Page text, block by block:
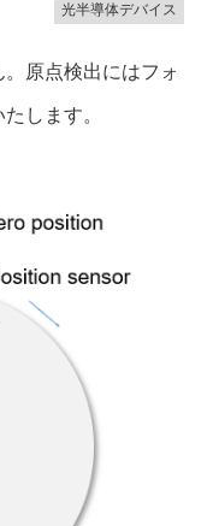
光半導体デバイス
原点検出にはフォ
します。